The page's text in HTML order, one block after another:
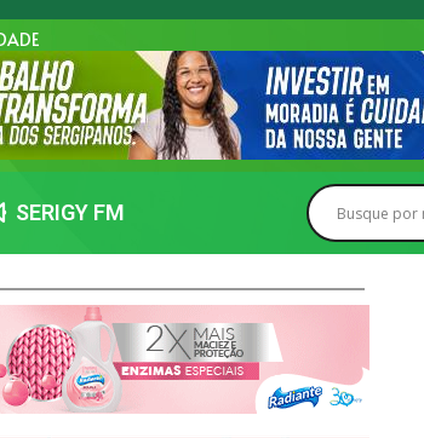
SERIGY FM